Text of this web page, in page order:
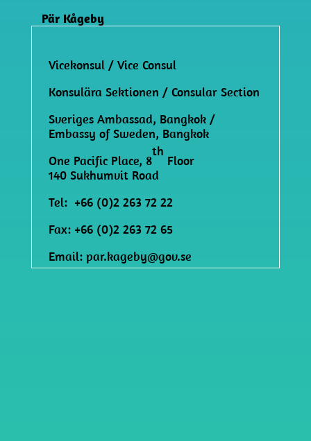
Pär Kågeby
Vicekonsul / Vice Consul
Konsulära Sektionen / Consular Section
Sveriges Ambassad, Bangkok /
Embassy of Sweden, Bangkok
One Pacific Place, 8
th
Floor
140 Sukhumvit Road
Tel: +66 (0)2 263 72 22
Fax: +66 (0)2 263 72 65
Email: par.kageby@gov.se